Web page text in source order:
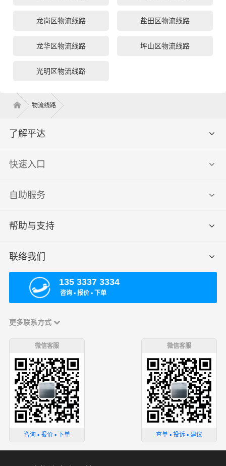
龙岗区物流线路 盐田区物流线路
龙华区物流线路 坪山区物流线路
光明区物流线路
物流线路
了解平达
快速入口
自助服务
帮助与支持
联络我们
135 3337 3334
咨询 ▪ 报价 ▪ 下单
更多联系方式
微信客服
咨询 ▪ 报价 ▪ 下单
微信客服
查单 ▪ 投诉 ▪ 建议